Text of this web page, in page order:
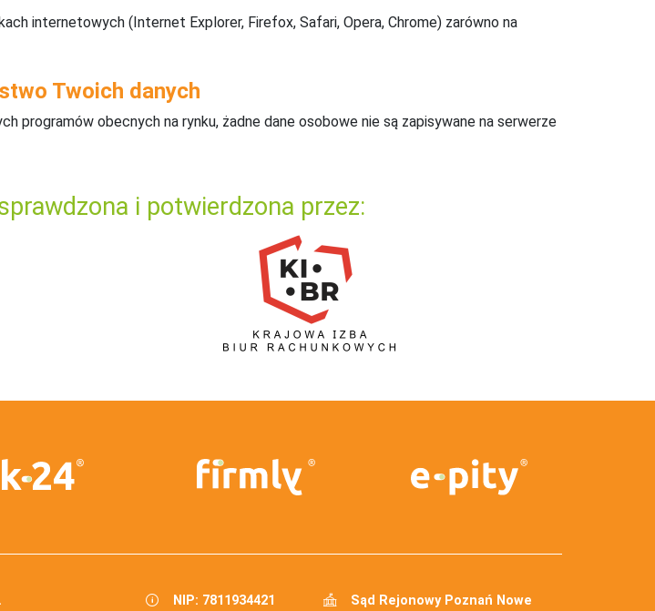
internetowych (Internet Explorer, Firefox, Safari, Opera, Chrome) zarówno na
Twoich danych
programów obecnych na rynku, żadne dane osobowe nie są zapisywane na serwerze
i potwierdzona przez:
NIP: 7811934421
Sąd Rejonowy Poznań Nowe